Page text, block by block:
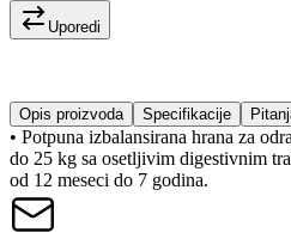
Uporedi
Opis proizvoda Specifikacije
• Potpuna izbalansirana hrana za
do 25 kg sa osetljivim digestivnim
od 12 meseci do 7 godina.